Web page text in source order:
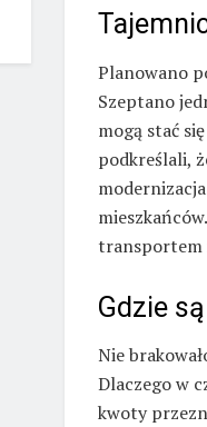
Planowano
Szeptano
mogą stać
podkreślali,
transportem
Gdzie
Nie
Dlaczego w
kwoty